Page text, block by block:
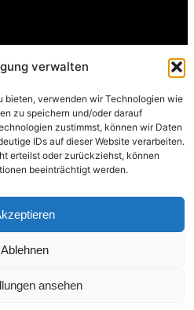
verwalten
bieten, verwenden wir Technologien wie
zu speichern und/oder darauf
zustimmst, können wir Daten
IDs auf dieser Website verarbeiten.
erteilst oder zurückziehst, können
beeinträchtigt werden.
Ablehnen
ansehen